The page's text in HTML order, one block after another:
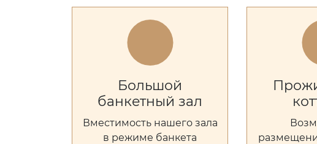
Большой
банкетный зал
Вместимость нашего зала
в режиме банкета